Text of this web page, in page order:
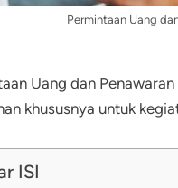
Permintaan Uang
Uang dan
khususnya untuk
ISI